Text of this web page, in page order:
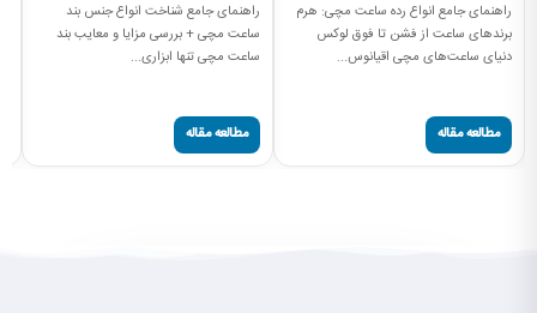
راهنمای جامع انواع رده ساعت مچی: هرم
برندهای ساعت از فشن تا فوق لوکس
دنیای ساعت‌های مچی اقیانوس...
مطالعه مقاله
راهنمای جامع شناخت انواع جنس بند
ساعت مچی + بررسی مزایا و معایب بند
ساعت مچی تنها ابزاری...
مطالعه مقاله